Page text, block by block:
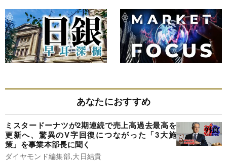
あなたにおすすめ
ミスタードーナツが2期連続で売上高過去最高を
更新へ、驚異のV字回復につながった「3大施
策」を事業本部長に聞く
ダイヤモンド編集部,大日結貴